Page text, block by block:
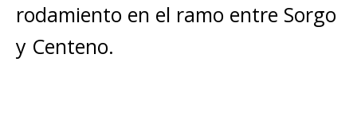
rodamiento en el ramo entre Sorgo
y Centeno.